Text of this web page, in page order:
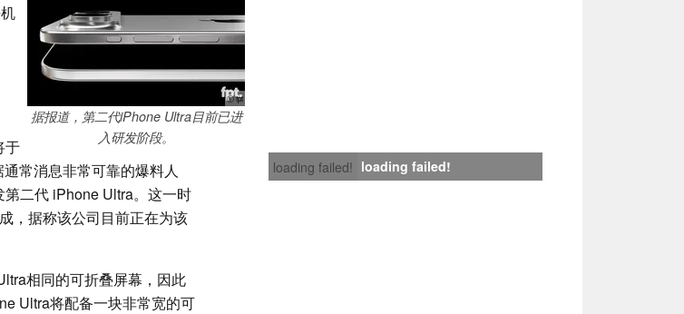
ⓘ fpt
据报道，第二代iPhone Ultra目前已进
入研发阶段。
loading failed! loading failed!
于
常消息非常可靠的爆料人
二代 iPhone Ultra。这一时
，据称该公司目前正在为该
相同的可折叠屏幕，因此
Ultra将配备一块非常宽的可